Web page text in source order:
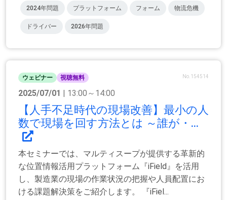
2024年問題 プラットフォーム フォーム 物流危機
ドライバー 2026年問題
ウェビナー 視聴無料 No.154514
2025/07/01 | 13:00～14:00
【人手不足時代の現場改善】最小の人
数で現場を回す方法とは ～誰が・...
本セミナーでは、マルティスープが提供する革新的
な位置情報活用プラットフォーム『iField』を活用
し、製造業の現場の作業状況の把握や人員配置にお
ける課題解決策をご紹介します。 『iFiel...